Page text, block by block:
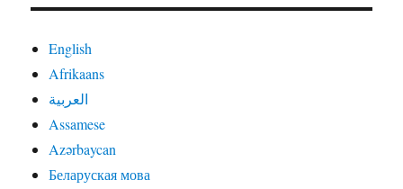
English
Afrikaans
العربية
Assamese
Azərbaycan
Беларуская мова